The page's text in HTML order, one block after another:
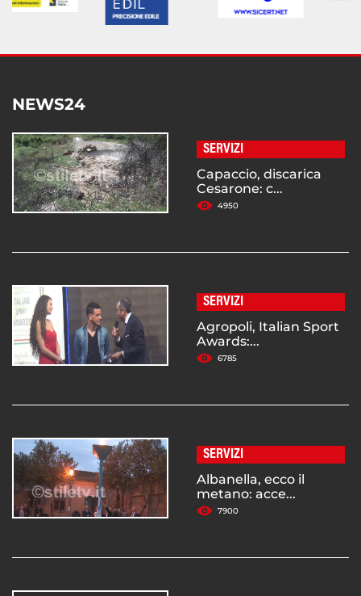
NEWS24
SERVIZI
Capaccio, discarica
Cesarone: c...
4950
SERVIZI
Agropoli, Italian Sport
Awards:...
6785
SERVIZI
Albanella, ecco il
metano: acce...
7900